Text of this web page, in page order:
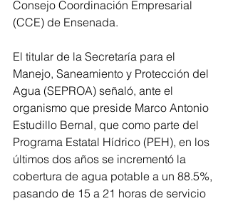
Consejo Coordinación Empresarial
(CCE) de Ensenada.
El titular de la Secretaría para el
Manejo, Saneamiento y Protección del
Agua (SEPROA) señaló, ante el
organismo que preside Marco Antonio
Estudillo Bernal, que como parte del
Programa Estatal Hídrico (PEH), en los
últimos dos años se incrementó la
cobertura de agua potable a un 88.5%,
pasando de 15 a 21 horas de servicio